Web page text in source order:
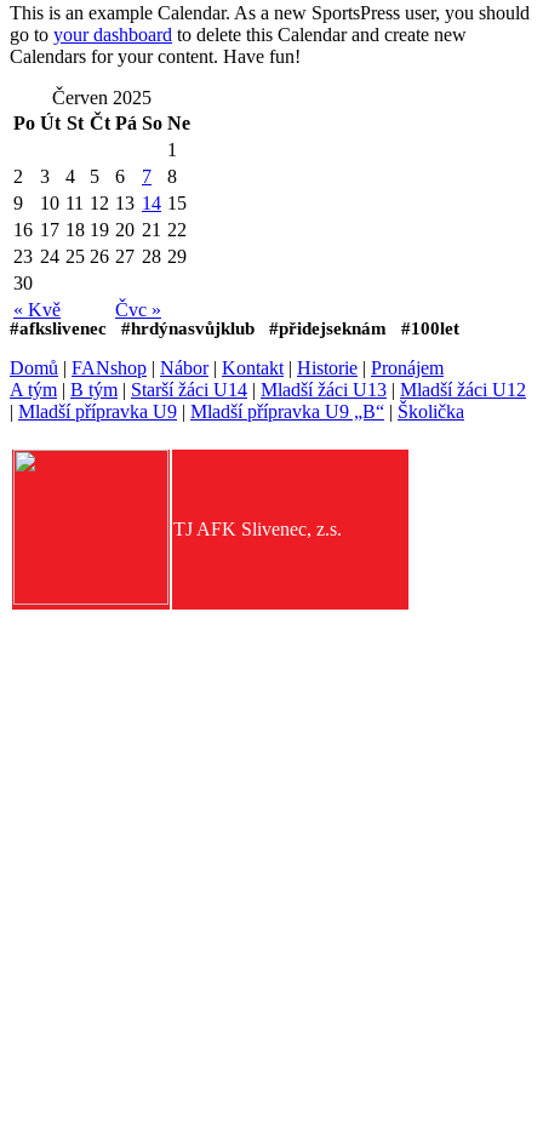
This is an example Calendar. As a new SportsPress user, you should
go to your dashboard to delete this Calendar and create new
Calendars for your content. Have fun!
Červen 2025
Po Út St Čt Pá So Ne
« Kvě Čvc »
1
2
3 4 5 6 7
8
9
10 11 12 13 14 15
16 17 18 19 20 21 22
23 24 25 26 27 28 29
30
#afkslivenec #hrdýnasvůjklub #přidejseknám #100let
Domů | FANshop | Nábor| Kontakt | Historie | Pronájem
A tým | B tým | Starší žáci U14 | Mladší žáci U13 | Mladší žáci U12
| Mladší přípravka U9 | Mladší přípravka U9 „B“ | Školička
TJ AFK Slivenec, z.s.